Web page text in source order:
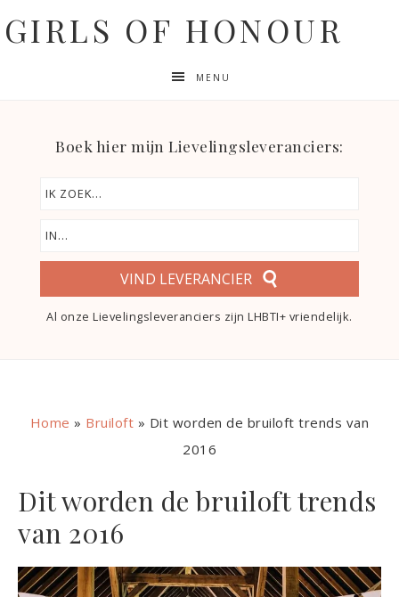
GIRLS OF HONOUR
MENU
Boek hier mijn Lievelingsleveranciers:
VIND LEVERANCIER
Al onze Lievelingsleveranciers zijn LHBTI+ vriendelijk.
Home » Bruiloft » Dit worden de bruiloft trends van
2016
Dit worden de bruiloft trends
van 2016